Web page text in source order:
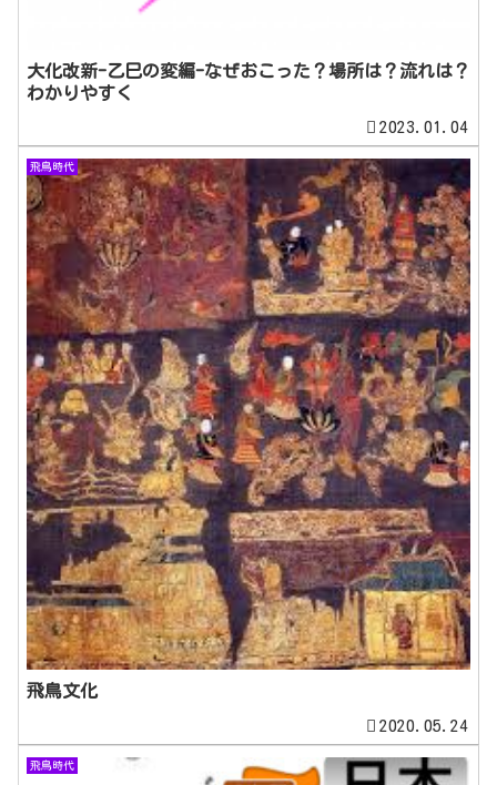
大化改新-乙巳の変編-なぜおこった？場所は？流れは？
わかりやすく
2023.01.04
飛鳥時代
飛鳥文化
2020.05.24
飛鳥時代